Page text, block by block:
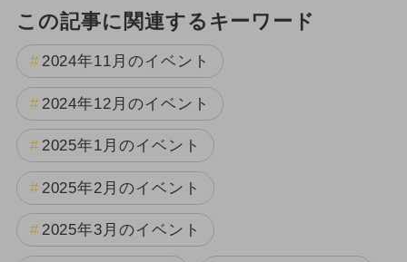
この記事に関連するキーワード
2024年11月のイベント
2024年12月のイベント
2025年1月のイベント
2025年2月のイベント
2025年3月のイベント